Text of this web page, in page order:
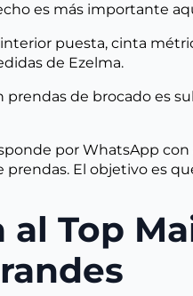
es más importante
puesta, cinta
de Ezelma.
prendas de brocado es
por WhatsApp
El objetivo es
Top